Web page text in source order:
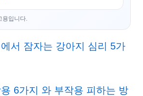
용입니다.
서 잠자는 강아지 심리 5가
6가지 와 부작용 피하는 방